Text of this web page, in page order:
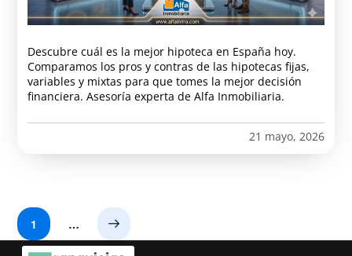
Descubre cuál es la mejor hipoteca en España hoy.
Comparamos los pros y contras de las hipotecas fijas,
variables y mixtas para que tomes la mejor decisión
financiera. Asesoría experta de Alfa Inmobiliaria.
21 mayo, 2026
1 … Next